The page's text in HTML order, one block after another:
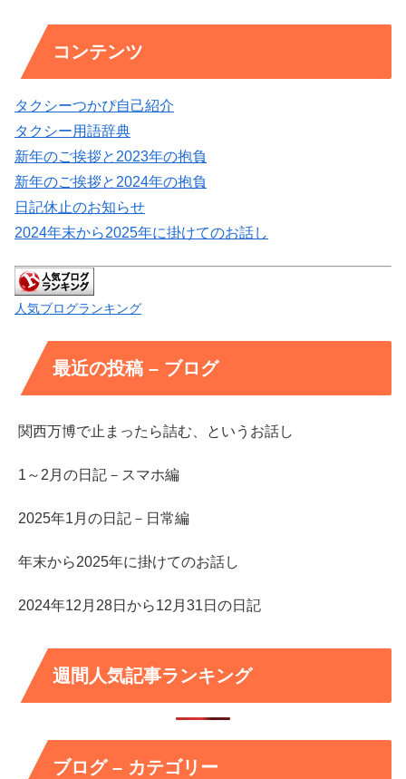
コンテンツ
タクシーつかぴ自己紹介
タクシー用語辞典
新年のご挨拶と2023年の抱負
新年のご挨拶と2024年の抱負
日記休止のお知らせ
2024年末から2025年に掛けてのお話し
人気ブログランキング
最近の投稿 – ブログ
関西万博で止まったら詰む、というお話し
1～2月の日記－スマホ編
2025年1月の日記－日常編
年末から2025年に掛けてのお話し
2024年12月28日から12月31日の日記
週間人気記事ランキング
ブログ – カテゴリー